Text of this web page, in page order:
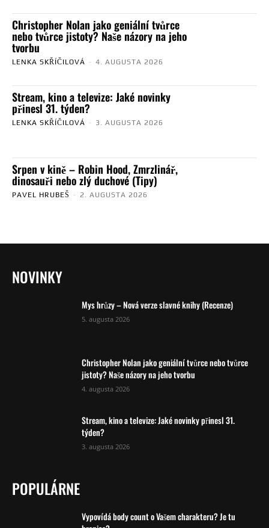
Christopher Nolan jako geniální tvůrce
nebo tvůrce jistoty? Naše názory na jeho
tvorbu
LENKA SKŘÍČILOVÁ - 4. AUGUSTA 2026
Stream, kino a televize: Jaké novinky
přinesl 31. týden?
LENKA SKŘÍČILOVÁ - 3. AUGUSTA 2026
Srpen v kině – Robin Hood, Zmrzlinář,
dinosauři nebo zlý duchové (Tipy)
PAVEL HRUBEŠ - 2. AUGUSTA 2026
NOVINKY
Mys hrůzy – Nová verze slavné knihy (Recenze)
5. augusta 2026
Christopher Nolan jako geniální tvůrce nebo tvůrce
jistoty? Naše názory na jeho tvorbu
4. augusta 2026
Stream, kino a televize: Jaké novinky přinesl 31.
týden?
3. augusta 2026
POPULÁRNE
Vypovídá body count o Vašem charakteru? Je tu